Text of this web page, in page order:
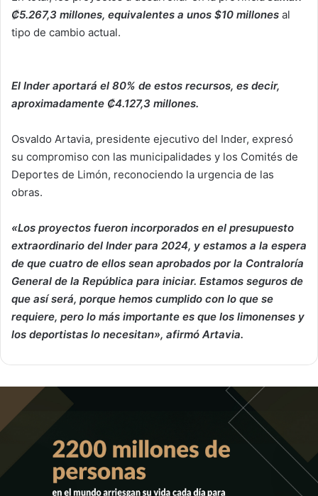
₡5.267,3 millones, equivalentes a unos $10 millones al
tipo de cambio actual.
El Inder aportará el 80% de estos recursos, es decir,
aproximadamente ₡4.127,3 millones.
Osvaldo Artavia, presidente ejecutivo del Inder, expresó
su compromiso con las municipalidades y los Comités de
Deportes de Limón, reconociendo la urgencia de las
obras.
«Los proyectos fueron incorporados en el presupuesto
extraordinario del Inder para 2024, y estamos a la espera
de que cuatro de ellos sean aprobados por la Contraloría
General de la República para iniciar. Estamos seguros de
que así será, porque hemos cumplido con lo que se
requiere, pero lo más importante es que los limonenses y
los deportistas lo necesitan», afirmó Artavia.